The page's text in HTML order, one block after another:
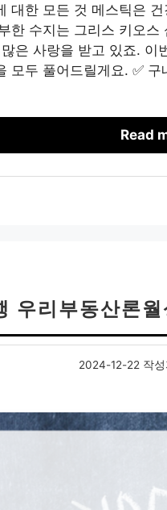
대한 모든 것 메스틱은
한 수지는 그리스 키오
은 사랑을 받고 있죠.
모두 풀어드릴게요. ✅
Read
우리부동산론
2024-12-22 작